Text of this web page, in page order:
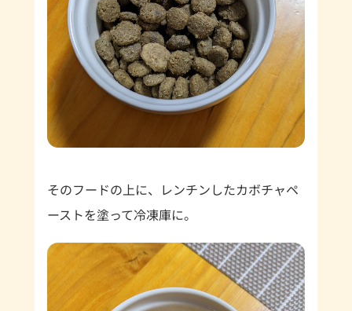
そのフードの上に、レンチンしたカボチャペ
ーストを塗って冷凍庫に。